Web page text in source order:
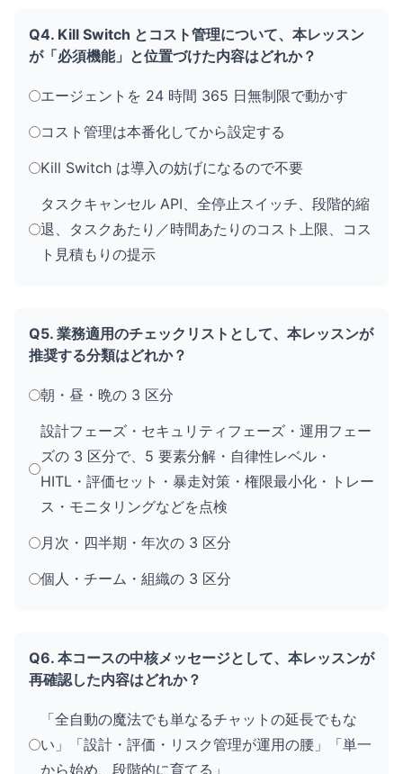
Q4. Kill Switch とコスト管理について、本レッスン
が「必須機能」と位置づけた内容はどれか？
エージェントを 24 時間 365 日無制限で動かす
コスト管理は本番化してから設定する
Kill Switch は導入の妨げになるので不要
タスクキャンセル API、全停止スイッチ、段階的縮
退、タスクあたり／時間あたりのコスト上限、コス
ト見積もりの提示
Q5. 業務適用のチェックリストとして、本レッスンが
推奨する分類はどれか？
朝・昼・晩の 3 区分
設計フェーズ・セキュリティフェーズ・運用フェー
ズの 3 区分で、5 要素分解・自律性レベル・
HITL・評価セット・暴走対策・権限最小化・トレー
ス・モニタリングなどを点検
月次・四半期・年次の 3 区分
個人・チーム・組織の 3 区分
Q6. 本コースの中核メッセージとして、本レッスンが
再確認した内容はどれか？
「全自動の魔法でも単なるチャットの延長でもな
い」「設計・評価・リスク管理が運用の腰」「単一
から始め、段階的に育てる」